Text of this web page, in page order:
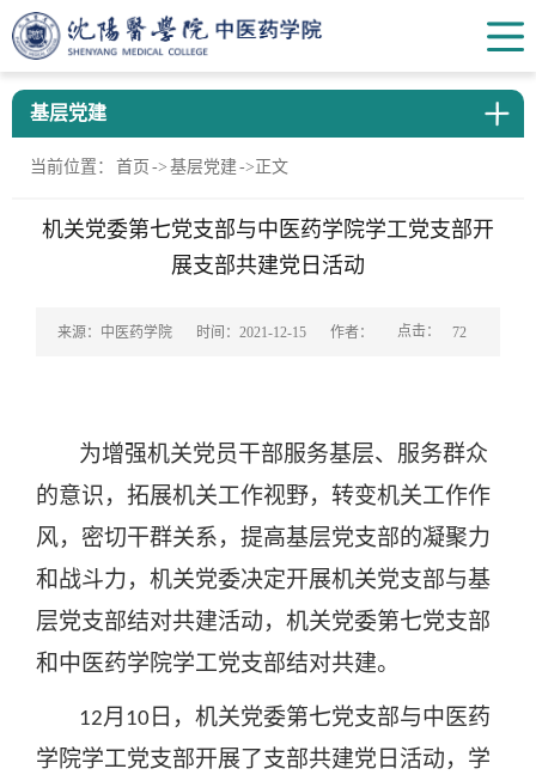
基层党建
当前位置： 首页 -> 基层党建-> 正文
机关党委第七党支部与中医药学院学工党支部开
展支部共建党日活动
来源：中医药学院 时间：2021-12-15 作者： 点击： 72
为增强机关党员干部服务基层、服务群众
的意识，拓展机关工作视野，转变机关工作作
风，密切干群关系，提高基层党支部的凝聚力
和战斗力，机关党委决定开展机关党支部与基
层党支部结对共建活动，机关党委第七党支部
和中医药学院学工党支部结对共建。
12月 10 日，机关党委第七党支部与中医药
学院学工党支部开展了支部共建党日活动，学